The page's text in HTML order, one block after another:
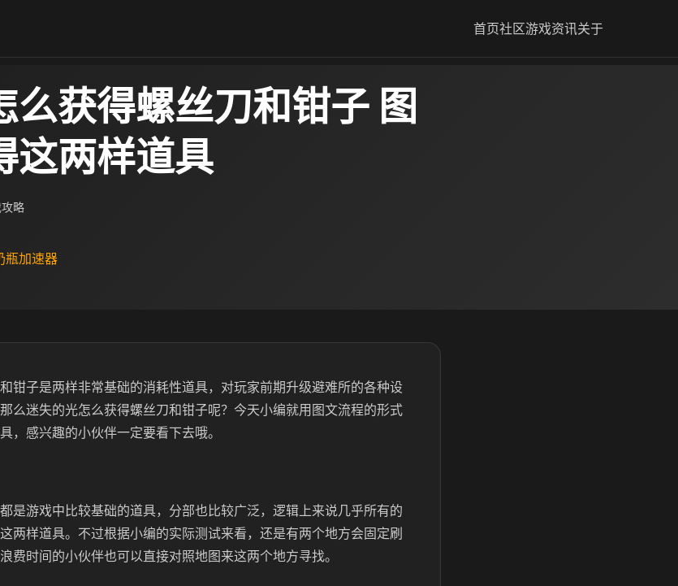
首页社区游戏资讯关于
么获得螺丝刀和钳子 图
这两样道具
略
瓶加速器
钳子是两样非常基础的消耗性道具，对玩家前期升级避难所的各种设
么迷失的光怎么获得螺丝刀和钳子呢？今天小编就用图文流程的形式
，感兴趣的小伙伴一定要看下去哦。
是游戏中比较基础的道具，分部也比较广泛，逻辑上来说几乎所有的
两样道具。不过根据小编的实际测试来看，还是有两个地方会固定刷
费时间的小伙伴也可以直接对照地图来这两个地方寻找。